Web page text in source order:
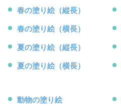
春の塗り絵（縦長）
春の塗り絵（横長）
夏の塗り絵（縦長）
夏の塗り絵（横長）
動物の塗り絵